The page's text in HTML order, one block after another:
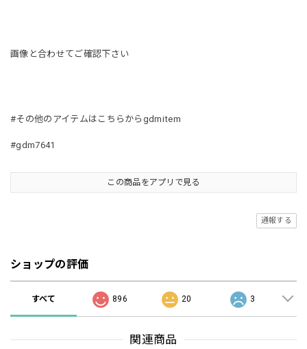
画像と合わせてご確認下さい
#その他のアイテムはこちらからgdmitem
#gdm7641
この商品をアプリで見る
通報する
ショップの評価
すべて 896 20 3
関連商品